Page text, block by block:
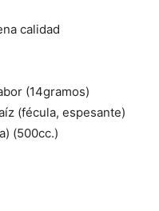
calidad
(14gramos)
(fécula, espesante)
(500cc.)